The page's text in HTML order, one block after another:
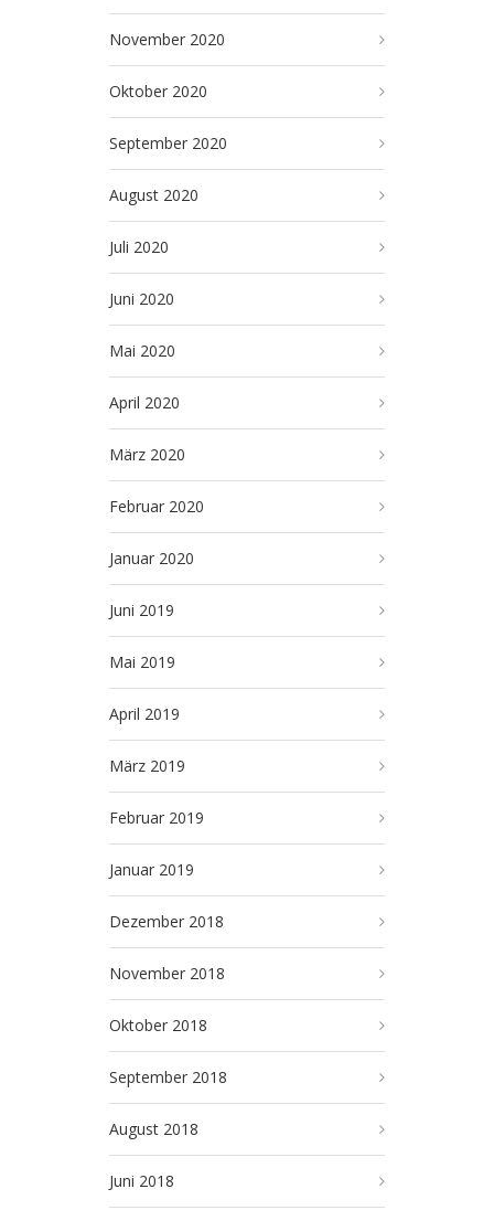
November 2020
Oktober 2020
September 2020
August 2020
Juli 2020
Juni 2020
Mai 2020
April 2020
März 2020
Februar 2020
Januar 2020
Juni 2019
Mai 2019
April 2019
März 2019
Februar 2019
Januar 2019
Dezember 2018
November 2018
Oktober 2018
September 2018
August 2018
Juni 2018